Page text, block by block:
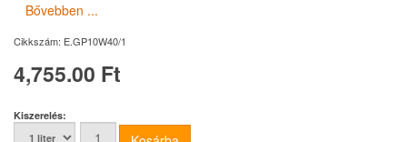
Bővebben ...
Cikkszám: E.GP10W40/1
4,755.00 Ft
Kiszerelés: